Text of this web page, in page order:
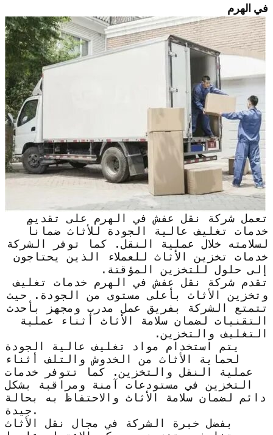
في الهرم
تعمل شركة نقل عفش في الهرم على تقديم
خدمات تغليف عالية الجودة للأثاث ضماناً
لسلامته خلال عملية النقل. كما توفر الشركة
خدمات تخزين الأثاث للعملاء الذين يحتاجون
إلى حلول للتخزين المؤقتة.
تقدم شركة نقل عفش في الهرم خدمات تغليف
وتخزين الأثاث بأعلى مستوى من الجودة. حيث
تتمتع الشركة بفريق عمل مدرب ومجهز بأحدث
التقنيات لضمان سلامة الأثاث أثناء عملية
التغليف والتخزين.
يتم استخدام مواد تغليف عالية الجودة
لحماية الأثاث من الخدوش والتلف أثناء
عملية النقل والتخزين. كما تتوفر خدمات
التخزين في مستودعات آمنة ومراقبة بشكل
دائم لضمان سلامة الأثاث والاحتفاظ به بحالة
جيدة.
بفضل خبرة الشركة في مجال نقل الأثاث